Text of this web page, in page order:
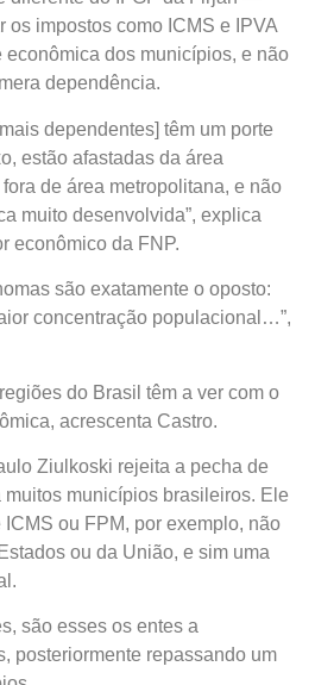
os impostos como ICMS e IPVA
econômica dos municípios, e não
dependência.
dependentes] têm um porte
estão afastadas da área
de área metropolitana, e não
muito desenvolvida”, explica
econômico da FNP.
são exatamente o oposto:
concentração populacional…”,
do Brasil têm a ver com o
acrescenta Castro.
Ziulkoski rejeita a pecha de
municípios brasileiros. Ele
ou FPM, por exemplo, não
ou da União, e sim uma
são esses os entes a
posteriormente repassando um